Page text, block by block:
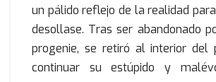
un pálido reflejo de la realidad
desollase. Tras ser abandonado
progenie, se retiró al interior del
continuar su estúpido y